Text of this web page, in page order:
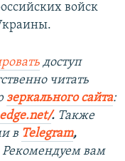
войск
доступ
читать
зеркального сайта:
. Также
в Telegram,
вам